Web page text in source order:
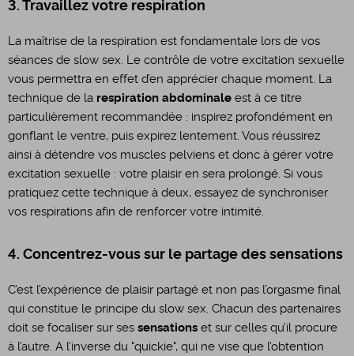
3. Travaillez votre respiration
La maîtrise de la respiration est fondamentale lors de vos
séances de slow sex. Le contrôle de votre excitation sexuelle
vous permettra en effet d’en apprécier chaque moment. La
technique de la respiration abdominale est à ce titre
particulièrement recommandée : inspirez profondément en
gonflant le ventre, puis expirez lentement. Vous réussirez
ainsi à détendre vos muscles pelviens et donc à gérer votre
excitation sexuelle : votre plaisir en sera prolongé. Si vous
pratiquez cette technique à deux, essayez de synchroniser
vos respirations afin de renforcer votre intimité.
4. Concentrez-vous sur le partage des sensations
C’est l’expérience de plaisir partagé et non pas l’orgasme final
qui constitue le principe du slow sex. Chacun des partenaires
doit se focaliser sur ses sensations et sur celles qu’il procure
à l’autre. A l’inverse du "quickie", qui ne vise que l’obtention